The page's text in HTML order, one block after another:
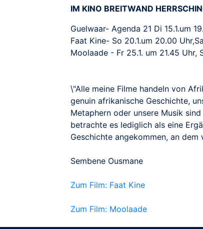
IM KINO BREITWAND
Guelwaar- Agenda 21 Di 15.1.um
Faat Kine- So 20.1.um 20.00
Moolaade - Fr 25.1. um 21.45 Uhr,
\"Alle meine Filme handeln von
genuin afrikanische Geschichte,
Metaphern oder unsere Musik
betrachte es lediglich als eine
Geschichte angekommen, an
Sembene Ousmane
Zum Film: Faat Kine
Zum Film: Moolaade